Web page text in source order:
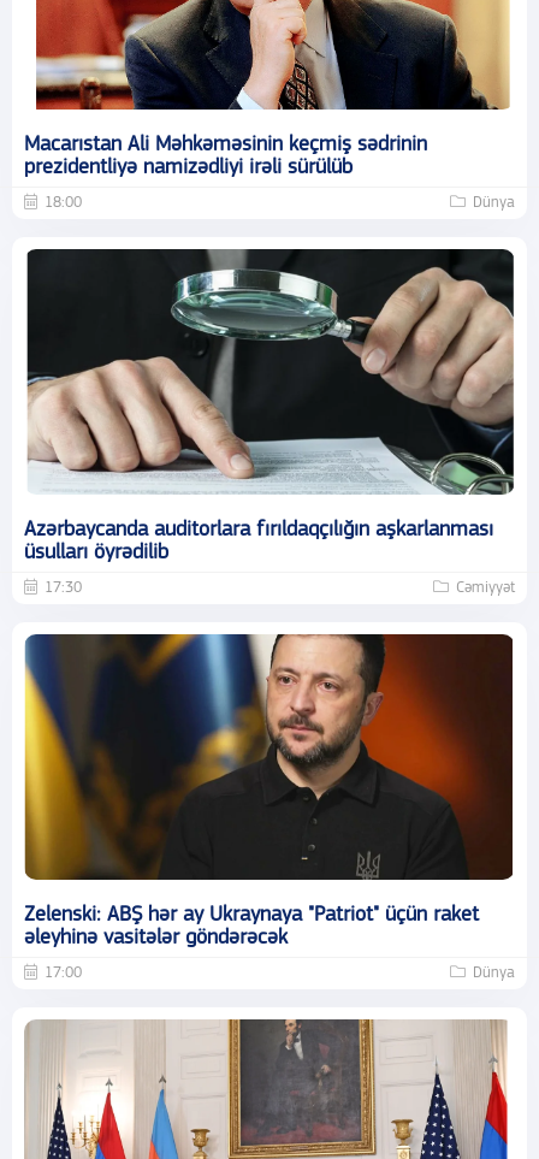
Macarıstan Ali Məhkəməsinin keçmiş sədrinin
prezidentliyə namizədliyi irəli sürülüb
18:00 Dünya
Azərbaycanda auditorlara fırıldaqçılığın aşkarlanması
üsulları öyrədilib
17:30 Cəmiyyət
Zelenski: ABŞ hər ay Ukraynaya "Patriot" üçün raket
əleyhinə vasitələr göndərəcək
17:00 Dünya